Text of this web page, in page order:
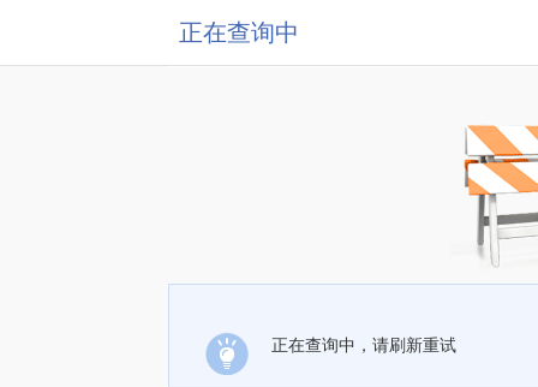
正在查询中
正在查询中，请刷新重试